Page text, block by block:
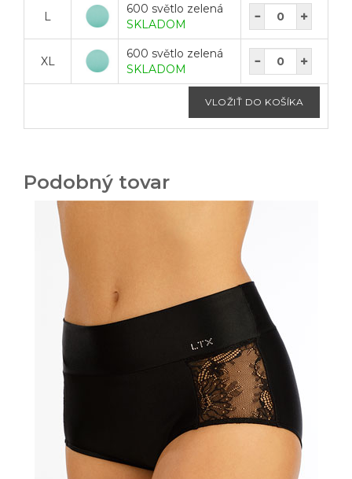
L
600 světlo zelená
SKLADOM
XL
600 světlo zelená
SKLADOM
Podobný tovar